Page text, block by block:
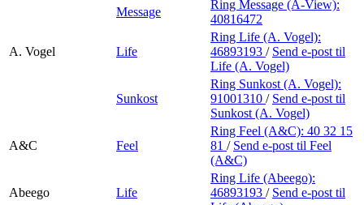
Message
Ring Message (A-View):
40816472
A. Vogel Life
Ring Life (A. Vogel):
46893193 / Send e-post til
Life (A. Vogel)
Sunkost
Ring Sunkost (A. Vogel):
91001310 / Send e-post til
Sunkost (A. Vogel)
A&C Feel
Ring Feel (A&C): 40 32 15
81 / Send e-post til Feel
(A&C)
Abeego Life
Ring Life (Abeego):
46893193 / Send e-post til